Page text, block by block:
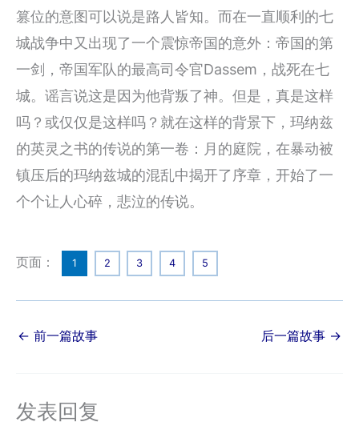
篡位的意图可以说是路人皆知。而在一直顺利的七
城战争中又出现了一个震惊帝国的意外：帝国的第
一剑，帝国军队的最高司令官Dassem，战死在七
城。谣言说这是因为他背叛了神。但是，真是这样
吗？或仅仅是这样吗？就在这样的背景下，玛纳兹
的英灵之书的传说的第一卷：月的庭院，在暴动被
镇压后的玛纳兹城的混乱中揭开了序章，开始了一
个个让人心碎，悲泣的传说。
页面： 1 2 3 4 5
← 前一篇故事 后一篇故事 →
发表回复